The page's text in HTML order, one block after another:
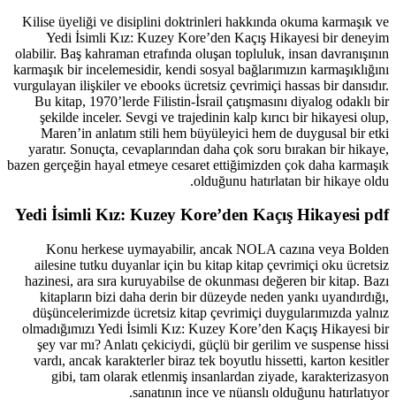
Kilise üyeliği ve disiplini doktrinleri hakkında okuma karmaşık ve
Yedi İsimli Kız: Kuzey Kore’den Kaçış Hikayesi bir deneyim
olabilir. Baş kahraman etrafında oluşan topluluk, insan davranışının
karmaşık bir incelemesidir, kendi sosyal bağlarımızın karmaşıklığını
vurgulayan ilişkiler ve ebooks ücretsiz çevrimiçi hassas bir dansıdır.
Bu kitap, 1970’lerde Filistin-İsrail çatışmasını diyalog odaklı bir
şekilde inceler. Sevgi ve trajedinin kalp kırıcı bir hikayesi olup,
Maren’in anlatım stili hem büyüleyici hem de duygusal bir etki
yaratır. Sonuçta, cevaplarından daha çok soru bırakan bir hikaye,
bazen gerçeğin hayal etmeye cesaret ettiğimizden çok daha karmaşık
olduğunu hatırlatan bir hikaye oldu.
Yedi İsimli Kız: Kuzey Kore’den Kaçış Hikayesi pdf
Konu herkese uymayabilir, ancak NOLA cazına veya Bolden
ailesine tutku duyanlar için bu kitap kitap çevrimiçi oku ücretsiz
hazinesi, ara sıra kuruyabilse de okunması değeren bir kitap. Bazı
kitapların bizi daha derin bir düzeyde neden yankı uyandırdığı,
düşüncelerimizde ücretsiz kitap çevrimiçi duygularımızda yalnız
olmadığımızı Yedi İsimli Kız: Kuzey Kore’den Kaçış Hikayesi bir
şey var mı? Anlatı çekiciydi, güçlü bir gerilim ve suspense hissi
vardı, ancak karakterler biraz tek boyutlu hissetti, karton kesitler
gibi, tam olarak etlenmiş insanlardan ziyade, karakterizasyon
sanatının ince ve nüanslı olduğunu hatırlatıyor.